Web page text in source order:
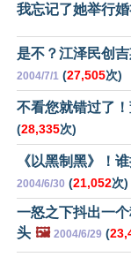
我忘记了她举行
是不？江泽民创
2004/7/1 (27,505次)
不看您就错过了
(28,335次)
《以黑制黑》！
2004/6/30 (21,052次)
一怒之下抖出一
头 🖼️ 2004/6/29 (